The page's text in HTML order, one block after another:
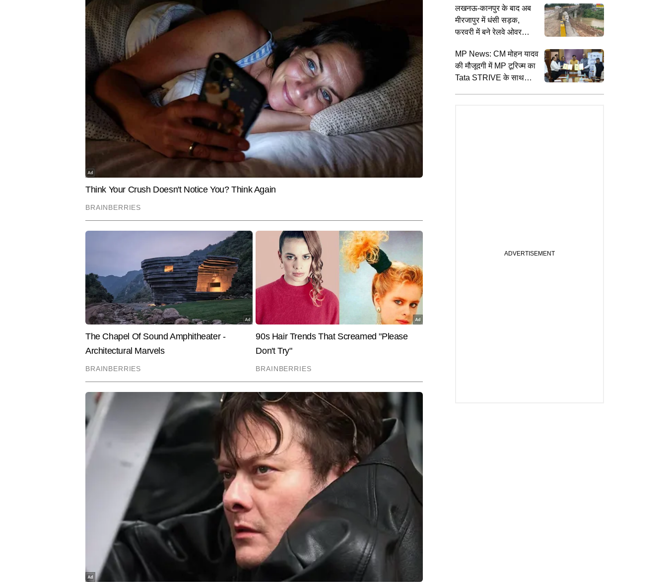
Psychology of Discount: क्यों
डिस्काउंट देख फिसल जाता है मन, जानें क्या
कहता है छूट का मनोविज्ञान
TECH GADGETS
Amazon vs Flipkart Sale 2026:
मोबाइल से लेकर लैपटॉप और होम
अप्लायंसेज तक क्या-क्या मिलेगा सस्ता? जानें
पूरी डील
AUTO
उत्तराखंड के युवा ने कर दिया कमाल, बना
दी उड़ने वाली कार, देखें वीडियो
भारत की 3 सबसे फेमस हैंडलूम साड़ियां,
जिनमें बुनाई से ज्यादा छिपी है कहानी
EDUCATION
NCERT: स्कूल की किताबों में अब दिखेगा
बड़ा बदलाव
पुष्पेंद्र कुमार AUTHOR
पुष्पेंद्र कुमार टाइम्स नाउ नवभारत डिजिटल में चीफ कॉपी एडिटर के रूप में सिटी डेस्क पर कार्यरत हैं। जर्नलिज्म में मास्टर्स डिग्री
हासिल करने के बाद से वे पिछले 7 वर्षों से सक्रिय पत्रकारिता में जुड़े हैं। इस दौरान उन्होंने 10,000 से अधिक खबरें लिखी हैं।
पुष्पेंद्र हाइपर-लोकल मुद्दों, रेलवे, रोड, इंफ्रास्ट्रक्चर, डेवलपमेंट, कृषि और मौसम से जुड़ी खबरों पर गहरी पकड़ रखते हैं। शहर
से लेकर गांव-देहात तक की संवेदनशीलताओं को समझते हुए वे लोकल खबरों को ऐसा रूप देते हैं जो न केवल तथ्यपूर्ण होता है, बल्कि
End of Article
चेतावनी
लखनऊ-कानपुर के बाद अब
मीरजापुर में धंसी सड़क,
फरवरी में बने रेलवे ओवरब्रिज
के आदेश
MP News: CM मोहन यादव
की मौजूदगी में MP टूरिज्म का
Tata STRIVE के साथ